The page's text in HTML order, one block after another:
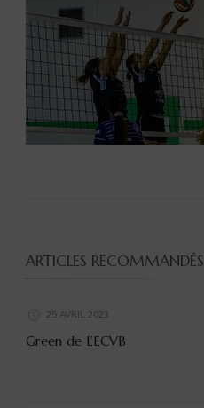
ARTICLES RECOMMANDÉS
25 AVRIL 2023
Green de L’ECVB